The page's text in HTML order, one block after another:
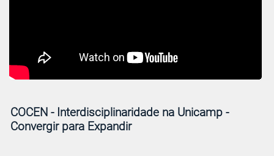
COCEN - Interdisciplinaridade na Unicamp -
Convergir para Expandir